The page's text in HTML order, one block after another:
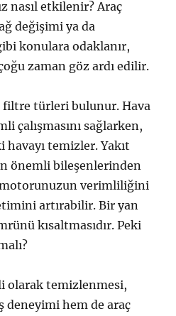
nasıl etkilenir? Araç
değişimi ya da
konulara odaklanır,
zaman göz ardı edilir.
türleri bulunur. Hava
çalışmasını sağlarken,
temizler. Yakıt
önemli bileşenlerinden
verimliliğini
artırabilir. Bir yan
kısaltmasıdır. Peki
olarak temizlenmesi,
deneyimi hem de araç